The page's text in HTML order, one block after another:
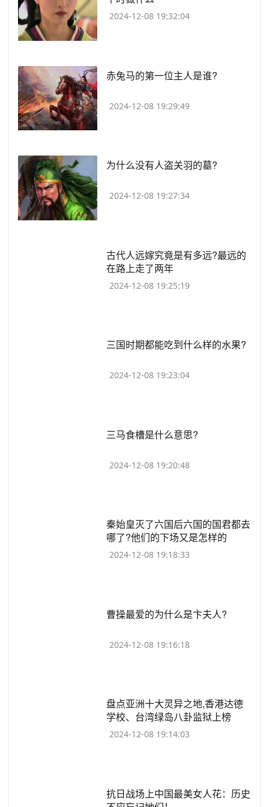
2024-12-08 19:32:04
​赤兔马的第一位主人是谁?
2024-12-08 19:29:49
​为什么没有人盗关羽的墓?
2024-12-08 19:27:34
​古代人远嫁究竟是有多远?最远的
在路上走了两年
2024-12-08 19:25:19
​三国时期都能吃到什么样的水果?
2024-12-08 19:23:04
​三马食槽是什么意思?
2024-12-08 19:20:48
​秦始皇灭了六国后六国的国君都去
哪了?他们的下场又是怎样的
2024-12-08 19:18:33
​曹操最爱的为什么是卞夫人?
2024-12-08 19:16:18
​盘点亚洲十大灵异之地,香港达德
学校、台湾绿岛八卦监狱上榜
2024-12-08 19:14:03
​抗日战场上中国最美女人花：历史